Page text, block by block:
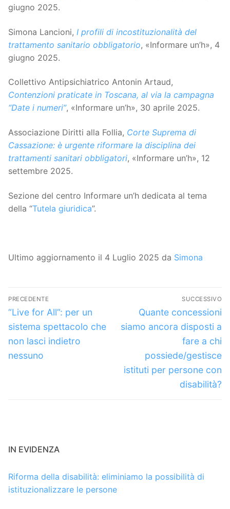
giugno 2025.
Simona Lancioni, I profili di incostituzionalità del
trattamento sanitario obbligatorio, «Informare un’h», 4
giugno 2025.
Collettivo Antipsichiatrico Antonin Artaud,
Contenzioni praticate in Toscana, al via la campagna
“Date i numeri”, «Informare un’h», 30 aprile 2025.
Associazione Diritti alla Follia, Corte Suprema di
Cassazione: è urgente riformare la disciplina dei
trattamenti sanitari obbligatori, «Informare un’h», 12
settembre 2025.
Sezione del centro Informare un’h dedicata al tema
della “Tutela giuridica”.
Ultimo aggiornamento il 4 Luglio 2025 da Simona
Navigazione
articoli
PRECEDENTE
Articolo
precedente:
“Live for All”: per un
sistema spettacolo che
non lasci indietro
nessuno
SUCCESSIVO
Articolo
successivo:
Quante concessioni
siamo ancora disposti a
fare a chi
possiede/gestisce
istituti per persone con
disabilità?
IN EVIDENZA
Riforma della disabilità: eliminiamo la possibilità di
istituzionalizzare le persone